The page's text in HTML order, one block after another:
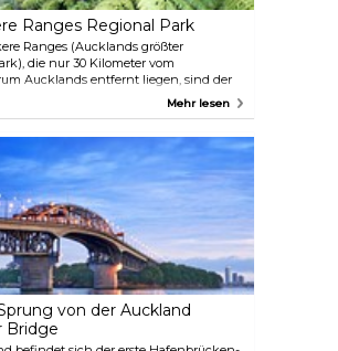
Ranges Regional Park
Ranges (Aucklands größter
die nur 30 Kilometer vom
Aucklands entfernt liegen, sind der
um Ruhe und eine einzigartige Flora
Veranstalter Bush and
der auch andere erstaunliche Touren
z. B. eine Tour zum Hobbiton-Filmset,
sowie
Mehr lesen
von der Auckland
Bridge